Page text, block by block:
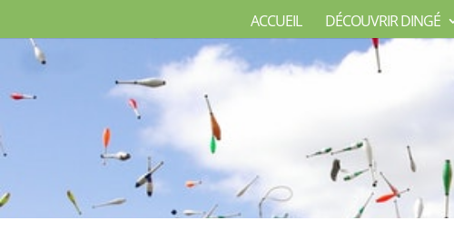
ACCUEIL DÉCOUVRIR DINGÉ